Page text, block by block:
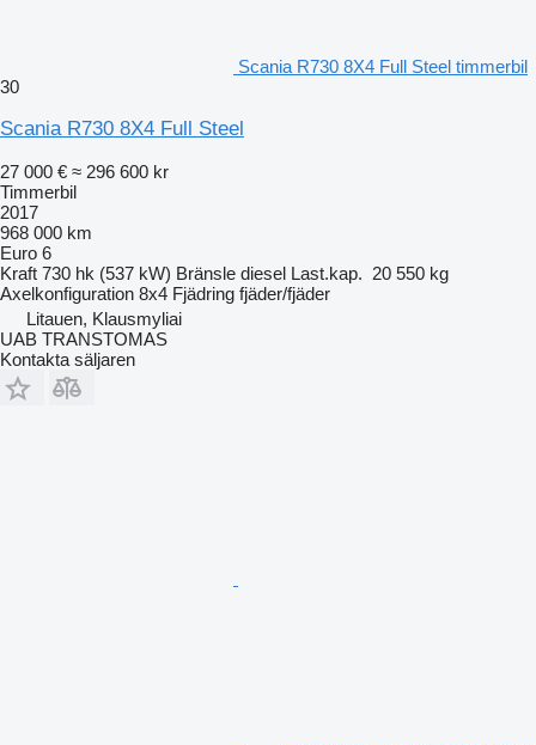
Scania R730 8X4 Full Steel timmerbil
30
Scania R730 8X4 Full Steel
27 000 € ≈ 296 600 kr
Timmerbil
2017
968 000 km
Euro 6
Kraft 730 hk (537 kW) Bränsle diesel Last.kap. 20 550 kg
Axelkonfiguration 8x4 Fjädring fjäder/fjäder
Litauen, Klausmyliai
UAB TRANSTOMAS
Kontakta säljaren